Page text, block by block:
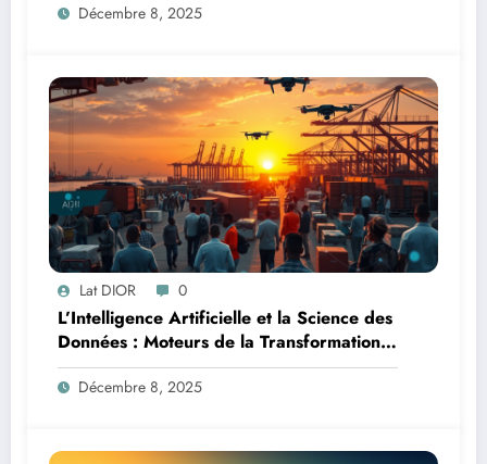
Décembre 8, 2025
Lat DIOR 0
L’Intelligence Artificielle et la Science des
Données : Moteurs de la Transformation
Logistique et Infrastructures en Afrique
Décembre 8, 2025